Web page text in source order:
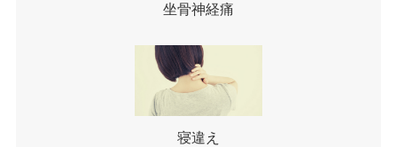
坐骨神経痛
寝違え